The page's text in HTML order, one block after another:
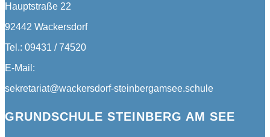
Hauptstraße 22
92442 Wackersdorf
Tel.: 09431 / 74520
E-Mail:
sekretariat@wackersdorf-steinbergamsee.schule
GRUNDSCHULE STEINBERG AM SEE